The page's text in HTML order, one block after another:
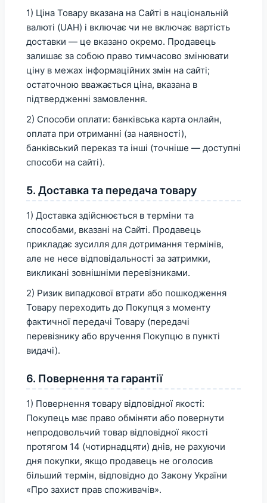
1) Ціна Товару вказана на Сайті в національній
валюті (UAH) і включає чи не включає вартість
доставки — це вказано окремо. Продавець
залишає за собою право тимчасово змінювати
ціну в межах інформаційних змін на сайті;
остаточною вважається ціна, вказана в
підтвердженні замовлення.
2) Способи оплати: банківська карта онлайн,
оплата при отриманні (за наявності),
банківський переказ та інші (точніше — доступні
способи на сайті).
5. Доставка та передача товару
1) Доставка здійснюється в терміни та
способами, вказані на Сайті. Продавець
прикладає зусилля для дотримання термінів,
але не несе відповідальності за затримки,
викликані зовнішніми перевізниками.
2) Ризик випадкової втрати або пошкодження
Товару переходить до Покупця з моменту
фактичної передачі Товару (передачі
перевізнику або вручення Покупцю в пункті
видачі).
6. Повернення та гарантії
1) Повернення товару відповідної якості:
Покупець має право обміняти або повернути
непродовольчий товар відповідної якості
протягом 14 (чотирнадцяти) днів, не рахуючи
дня покупки, якщо продавець не оголосив
більший термін, відповідно до Закону України
«Про захист прав споживачів».